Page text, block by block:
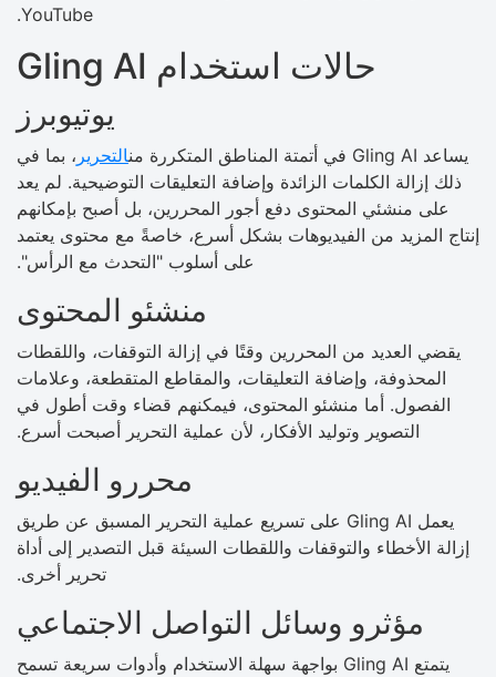
YouTube.
حالات استخدام Gling AI
يوتيوبرز
يساعد Gling AI في أتمتة المناطق المتكررة من التحرير ، بما في
ذلك إزالة الكلمات الزائدة وإضافة التعليقات التوضيحية. لم يعد
على منشئي المحتوى دفع أجور المحررين، بل أصبح بإمكانهم
إنتاج المزيد من الفيديوهات بشكل أسرع، خاصةً مع محتوى يعتمد
على أسلوب "التحدث مع الرأس".
منشئو المحتوى
يقضي العديد من المحررين وقتًا في إزالة التوقفات، واللقطات
المحذوفة، وإضافة التعليقات، والمقاطع المتقطعة، وعلامات
الفصول. أما منشئو المحتوى، فيمكنهم قضاء وقت أطول في
التصوير وتوليد الأفكار، لأن عملية التحرير أصبحت أسرع.
محررو الفيديو
يعمل Gling AI على تسريع عملية التحرير المسبق عن طريق
إزالة الأخطاء والتوقفات واللقطات السيئة قبل التصدير إلى أداة
تحرير أخرى.
مؤثرو وسائل التواصل الاجتماعي
يتمتع Gling AI بواجهة سهلة الاستخدام وأدوات سريعة تسمح